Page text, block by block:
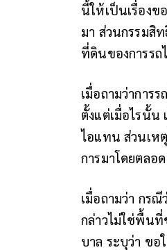
นี้ให้เป็นเรื่องข
มา ส่วนกรรมสิ
ที่ดินของการรถ
เมื่อถามว่าการ
ตั้งแต่เมื่อไรนั้น
ไอแทน ส่วนเห
การมาโดยตลอ
เมื่อถามว่า กร
กล่าวไม่ใช่พื้นที่
บาล ระบุว่า ข